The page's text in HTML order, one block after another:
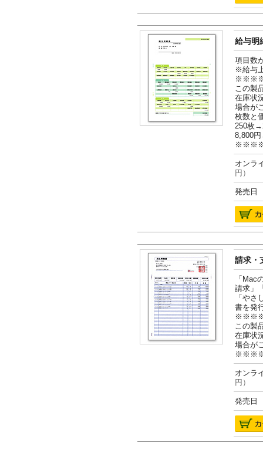
給与明
項目数
※給与
この製
在庫状
場合が
枚数と
250枚
8,800
オン
円）
発売日
請求・
「Mac
請求」
「や
書を発
この製
在庫状
場合が
オン
円）
発売日